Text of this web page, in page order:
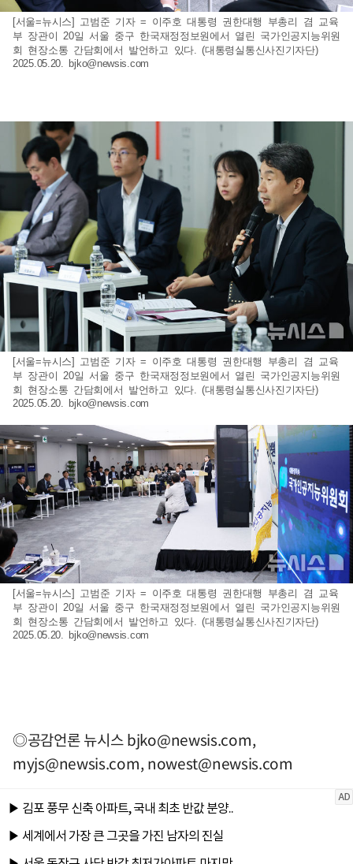
[서울=뉴시스] 고범준 기자 = 이주호 대통령 권한대행 부총리 겸 교육
부 장관이 20일 서울 중구 한국재정정보원에서 열린 국가인공지능위원
회 현장소통 간담회에서 발언하고 있다. (대통령실통신사진기자단)
2025.05.20. bjko@newsis.com
[서울=뉴시스] 고범준 기자 = 이주호 대통령 권한대행 부총리 겸 교육
부 장관이 20일 서울 중구 한국재정정보원에서 열린 국가인공지능위원
회 현장소통 간담회에서 발언하고 있다. (대통령실통신사진기자단)
2025.05.20. bjko@newsis.com
[서울=뉴시스] 고범준 기자 = 이주호 대통령 권한대행 부총리 겸 교육
부 장관이 20일 서울 중구 한국재정정보원에서 열린 국가인공지능위원
회 현장소통 간담회에서 발언하고 있다. (대통령실통신사진기자단)
2025.05.20.
bjko@newsis.com
◎공감언론 뉴시스bjko@newsis.com,
myjs@newsis.com,nowest@newsis.com